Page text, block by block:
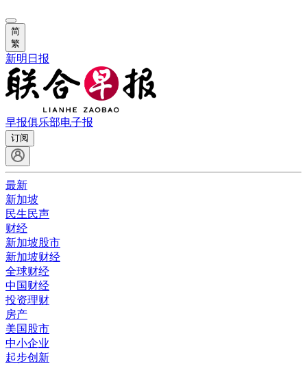
简
繁
新明日报
早报俱乐部电子报
订阅
最新
新加坡
民生民声
财经
新加坡股市
新加坡财经
全球财经
中国财经
投资理财
房产
美国股市
中小企业
起步创新